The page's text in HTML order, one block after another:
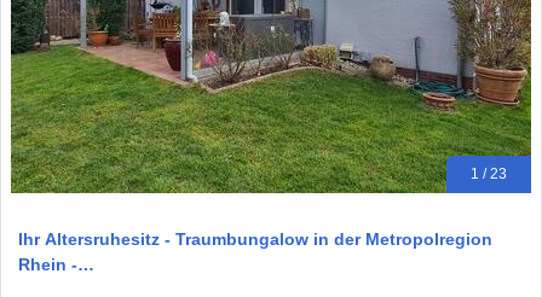
1 / 23
Ihr Altersruhesitz - Traumbungalow in der Metropolregion
Rhein -…